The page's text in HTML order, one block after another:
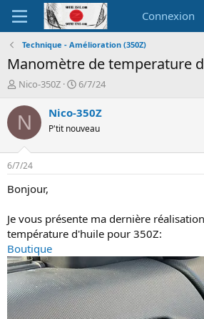
Connexion
Technique - Amélioration (350Z)
Manomètre de temperature
A
t
e
r
d
e
l
i
s
c
u
s
s
i
o
Nico-350Z
D
t
d
é
6/7/24
N Nico-350Z
P'tit nouveau
6/7/24
Bonjour,
Je vous présente ma dernière
température d'huile pour 350Z:
Boutique